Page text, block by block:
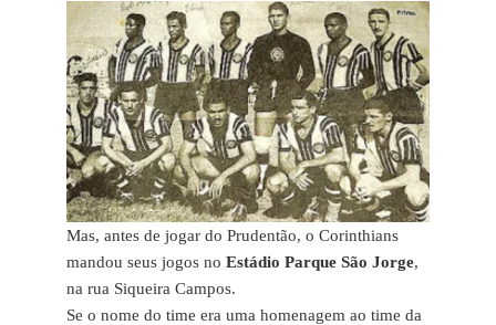
Mas, antes de jogar do Prudentão, o Corinthians
mandou seus jogos no Estádio Parque São Jorge,
na rua Siqueira Campos.
Se o nome do time era uma homenagem ao time da